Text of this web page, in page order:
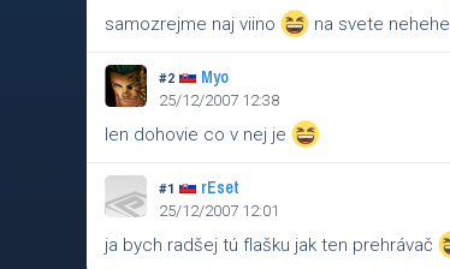
samozrejme naj viino na svete nehehe
#2 Myo
25/12/2007 12:38
len dohovie co v nej je
#1 rEset
25/12/2007 12:01
ja bych radšej tú flašku jak ten prehrávač